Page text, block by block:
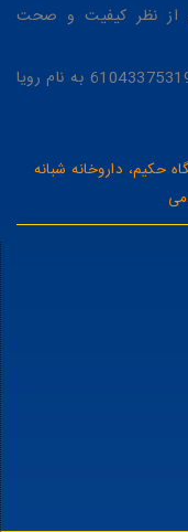
از نظر کیفیت و صحت
شماره کارت جهت خرید محصولات : 6104337531945416 به نام رویا
حکیم، داروخانه شبانه